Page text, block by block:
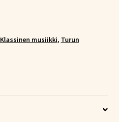
Klassinen musiikki, Turun